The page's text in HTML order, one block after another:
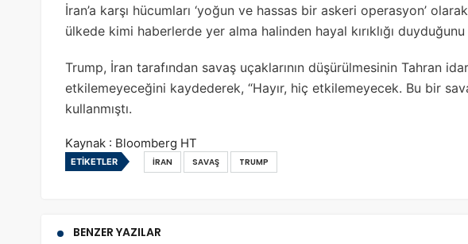
İran’a karşı hücumları ‘yoğun ve hassas bir askeri operasyon’
ülkede kimi haberlerde yer alma halinden hayal kırıklığı
Trump, İran tarafından savaş uçaklarının düşürülmesinin Tahran
etkilemeyeceğini kaydederek, “Hayır, hiç etkilemeyecek. Bu bir
kullanmıştı.
Kaynak : Bloomberg HT
ETIKETLER İRAN SAVAŞ TRUMP
BENZER YAZILAR